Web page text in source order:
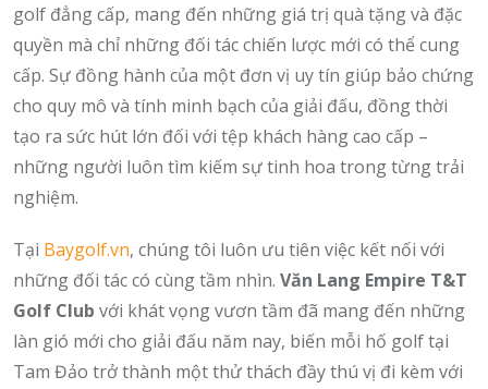
golf đẳng cấp, mang đến những giá trị quà tặng và đặc
quyền mà chỉ những đối tác chiến lược mới có thể cung
cấp. Sự đồng hành của một đơn vị uy tín giúp bảo chứng
cho quy mô và tính minh bạch của giải đấu, đồng thời
tạo ra sức hút lớn đối với tệp khách hàng cao cấp –
những người luôn tìm kiếm sự tinh hoa trong từng trải
nghiệm.
Tại Baygolf.vn, chúng tôi luôn ưu tiên việc kết nối với
những đối tác có cùng tầm nhìn. Văn Lang Empire T&T
Golf Club với khát vọng vươn tầm đã mang đến những
làn gió mới cho giải đấu năm nay, biến mỗi hố golf tại
Tam Đảo trở thành một thử thách đầy thú vị đi kèm với